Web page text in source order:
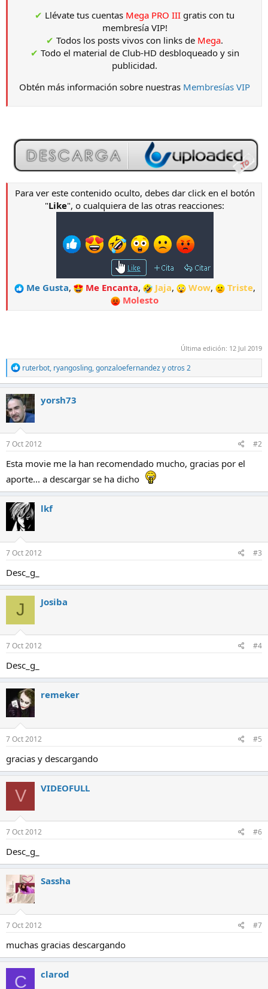
✔ Llévate tus cuentas Mega PRO III gratis con tu
membresía VIP!
✔ Todos los posts vivos con links de Mega.
✔ Todo el material de Club-HD desbloqueado y sin
publicidad.
Obtén más información sobre nuestras Membresías VIP
Para ver este contenido oculto, debes dar click en el botón
"Like", o cualquiera de las otras reacciones:
Me Gusta, Me Encanta, Jaja, Wow, Triste,
Molesto
Última edición: 12 Jul 2019
R
e
a
c
c
i
o
n
e
s
:
ruterbot, ryangosling,gonzaloefernandezy otros 2
yorsh73
7 Oct 2012 #2
Esta movie me la han recomendado mucho, gracias por el
aporte... a descargar se ha dicho
lkf
7 Oct 2012 #3
Desc_g_
J Josiba
7 Oct 2012 #4
Desc_g_
remeker
7 Oct 2012 #5
gracias y descargando
V VIDEOFULL
7 Oct 2012 #6
Desc_g_
Sassha
7 Oct 2012 #7
muchas gracias descargando
C clarod